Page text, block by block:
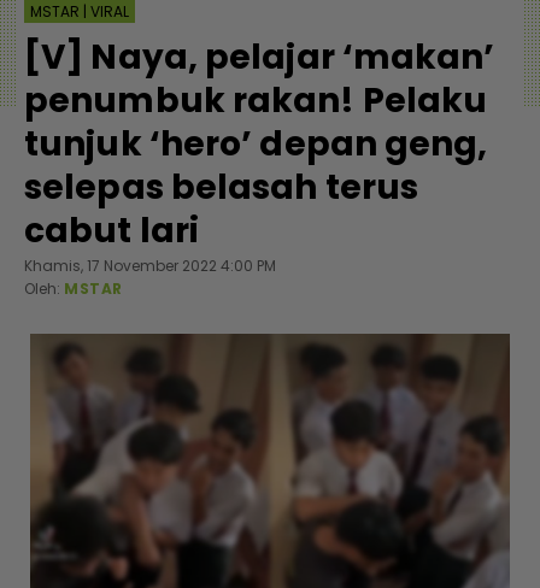
MSTAR | VIRAL
[V] Naya, pelajar ‘makan’
penumbuk rakan! Pelaku
tunjuk ‘hero’ depan geng,
selepas belasah terus
cabut lari
Khamis, 17 November 2022 4:00 PM
Oleh: MSTAR